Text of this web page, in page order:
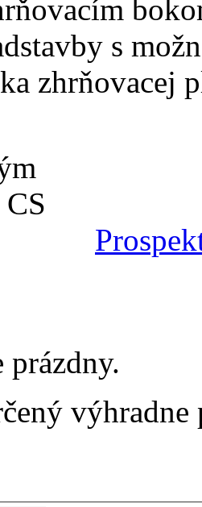
s
zhrňovacej